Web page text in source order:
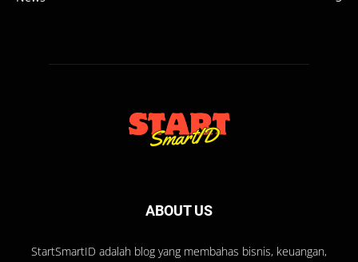
ABOUT US
StartSmartID adalah blog yang membahas bisnis, keuangan,